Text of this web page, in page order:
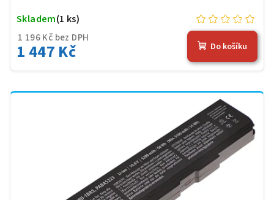
1 196 Kč bez DPH
1 447 Kč
Skladem(1 ks)
Do košíku